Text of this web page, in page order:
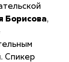
Борисова,
Спикер